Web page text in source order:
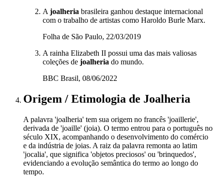
A joalheria brasileira ganhou destaque internacional
com o trabalho de artistas como Haroldo Burle Marx.
Folha de São Paulo, 22/03/2019
A rainha Elizabeth II possui uma das mais valiosas
coleções de joalheria do mundo.
BBC Brasil, 08/06/2022
Origem / Etimologia de Joalheria
A palavra 'joalheria' tem sua origem no francês 'joaillerie',
derivada de 'joaille' (joia). O termo entrou para o português no
século XIX, acompanhando o desenvolvimento do comércio
e da indústria de joias. A raiz da palavra remonta ao latim
'jocalia', que significa 'objetos preciosos' ou 'brinquedos',
evidenciando a evolução semântica do termo ao longo do
tempo.